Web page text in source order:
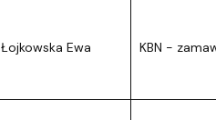
Łojkowska Ewa KBN -